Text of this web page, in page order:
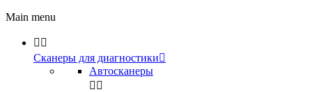
Main menu
 
Сканеры для диагностики
Автосканеры
 